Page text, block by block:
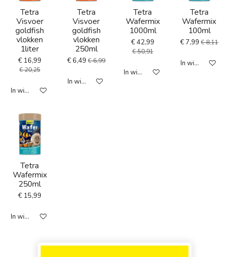
Tetra
Visvoer
goldfish
vlokken
1liter
€ 16,99
€ 20,25
In winkelwagen
Tetra
Visvoer
goldfish
vlokken
250ml
€ 6,49 € 6,99
In winkelwagen
Tetra
Wafermix
1000ml
€ 42,99
€ 50,91
In winkelwagen
Tetra
Wafermix
100ml
€ 7,99 € 8,11
In winkelwagen
Tetra
Wafermix
250ml
€ 15,99
In winkelwagen